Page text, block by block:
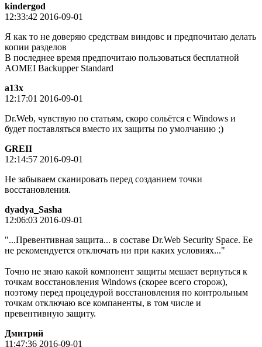
kindergod
12:33:42 2016-09-01
Я как то не доверяю средствам виндовс и предпочитаю делать
копии разделов
В последнее время предпочитаю пользоваться бесплатной
AOMEI Backupper Standard
a13x
12:17:01 2016-09-01
Dr.Web, чувствую по статьям, скоро сольётся с Windows и
будет поставляться вместо их защиты по умолчанию ;)
GREII
12:14:57 2016-09-01
Не забываем сканировать перед созданием точки
восстановления.
dyadya_Sasha
12:06:03 2016-09-01
"...Превентивная защита... в составе Dr.Web Security Space. Ее
не рекомендуется отключать ни при каких условиях..."
Точно не знаю какой компонент защиты мешает вернуться к
точкам восстановления Windows (скорее всего сторож),
поэтому перед процедурой восстановления по контрольным
точкам отключаю все компаненты, в том числе и
превентивную защиту.
Дмитpий
11:47:36 2016-09-01